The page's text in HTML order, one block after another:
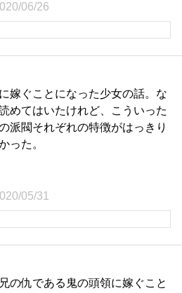
06/26
嫁ぐことになった少女の話。な
めてはいたけれど、こういった
派閥それぞれの特徴がはっきり
った。
05/31
の仇である鬼の頭領に嫁ぐこと